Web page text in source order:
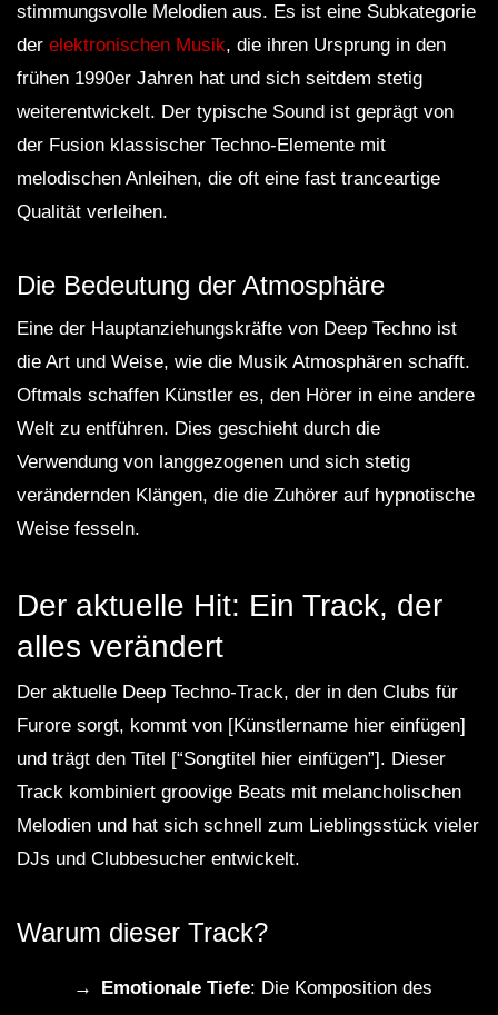
stimmungsvolle Melodien aus. Es ist eine Subkategorie
der elektronischen Musik, die ihren Ursprung in den
frühen 1990er Jahren hat und sich seitdem stetig
weiterentwickelt. Der typische Sound ist geprägt von
der Fusion klassischer Techno-Elemente mit
melodischen Anleihen, die oft eine fast tranceartige
Qualität verleihen.
Die Bedeutung der Atmosphäre
Eine der Hauptanziehungskräfte von Deep Techno ist
die Art und Weise, wie die Musik Atmosphären schafft.
Oftmals schaffen Künstler es, den Hörer in eine andere
Welt zu entführen. Dies geschieht durch die
Verwendung von langgezogenen und sich stetig
verändernden Klängen, die die Zuhörer auf hypnotische
Weise fesseln.
Der aktuelle Hit: Ein Track, der
alles verändert
Der aktuelle Deep Techno-Track, der in den Clubs für
Furore sorgt, kommt von [Künstlername hier einfügen]
und trägt den Titel [“Songtitel hier einfügen”]. Dieser
Track kombiniert groovige Beats mit melancholischen
Melodien und hat sich schnell zum Lieblingsstück vieler
DJs und Clubbesucher entwickelt.
Warum dieser Track?
Emotionale Tiefe: Die Komposition des